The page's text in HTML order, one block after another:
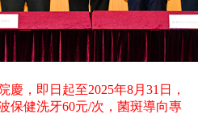
慶，即日起至2025年8月31日，
保健洗牙60元/次，菌斑導向專